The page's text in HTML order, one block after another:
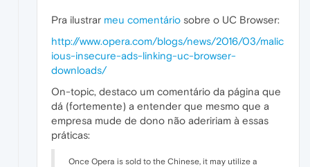
Pra ilustrar meu comentário sobre o UC Browser:
http://www.opera.com/blogs/news/2016/03/malic
ious-insecure-ads-linking-uc-browser-
downloads/
On-topic, destaco um comentário da página que
dá (fortemente) a entender que mesmo que a
empresa mude de dono não adeririam à essas
práticas:
Once Opera is sold to the Chinese, it may utilize a